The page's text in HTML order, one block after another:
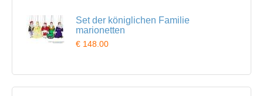
Set der königlichen Familie
marionetten
€ 148.00